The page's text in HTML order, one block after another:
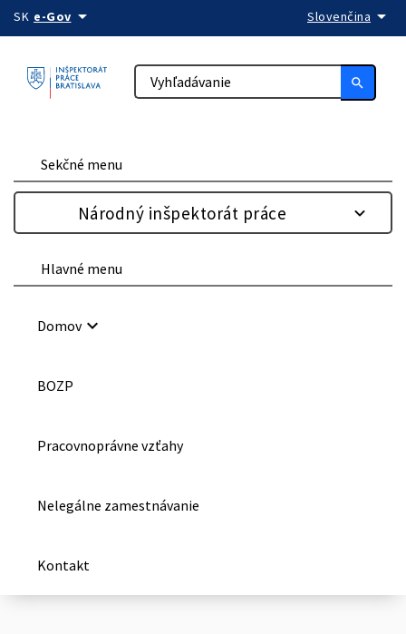
Preskočiť na obsah
SK e-Govarrow_drop_down Slovenčina arrow_drop_down
search
Sekčné menu
Národný inšpektorát práce
Hlavné menu
Domovkeyboard_arrow_down
BOZP
Pracovnoprávne vzťahy
Nelegálne zamestnávanie
Kontakt